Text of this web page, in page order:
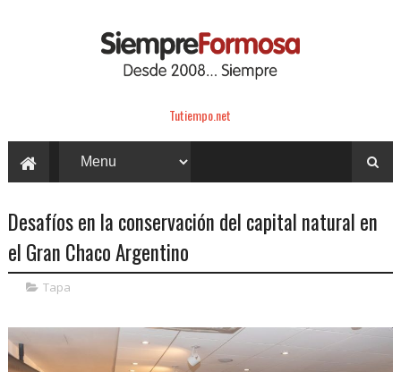
Tutiempo.net
Desafíos en la conservación del capital natural en
el Gran Chaco Argentino
Tapa